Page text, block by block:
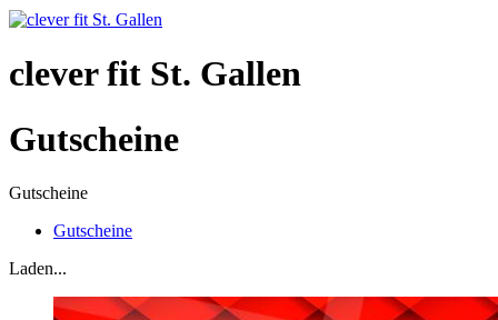
clever fit St. Gallen
Gutscheine
Gutscheine
Gutscheine
Laden...